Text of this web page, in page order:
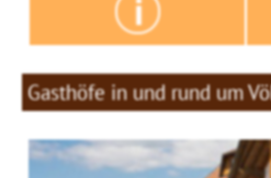
Gasthöfe in und rund um